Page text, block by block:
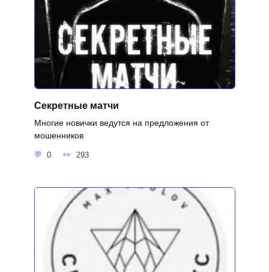
Секретные матчи
Многие новички ведутся на предложения от
мошенников
0 293